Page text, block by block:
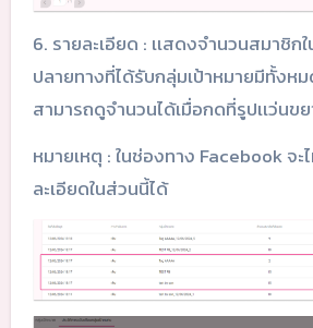
6. รายละเอียด : เเสดงจำนวนสมาชิก
ปลายทางที่ได้รับกลุ่มเป้าหมายมีทั้งห
สามารถดูจำนวนได้เมื่อกดที่รูปเเว่นข
หมายเหตุ : ในช่องทาง Facebook จะ
ละเอียดในส่วนนี้ได้